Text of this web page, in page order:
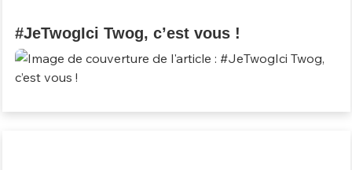
#JeTwogIci Twog, c’est vous !